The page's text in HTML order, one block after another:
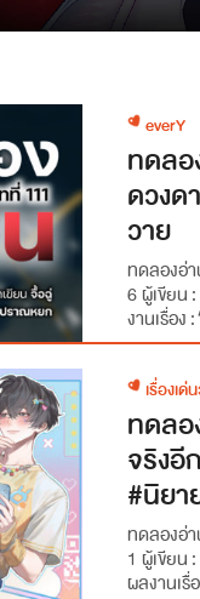
everY
ทดลอ
ดวงด
วาย
ทดลองอ่
6 ผู้เขีย
งานเรื่อ
เรื่องเด่
ทดล
จริงอี
#นิยา
ทดลองอ่
1 ผู้เขียน
ผลงาน